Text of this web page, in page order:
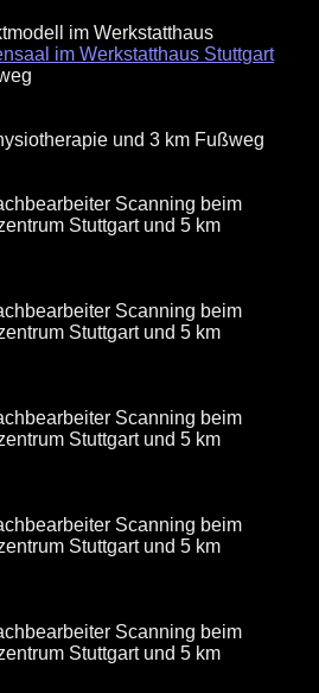
im Werkstatthaus
im Werkstatthaus Stuttgart
und 3 km Fußweg
Scanning beim
Stuttgart und 5 km
Scanning beim
Stuttgart und 5 km
Scanning beim
Stuttgart und 5 km
Scanning beim
Stuttgart und 5 km
Scanning beim
Stuttgart und 5 km